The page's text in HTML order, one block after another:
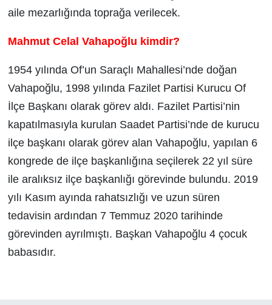
aile mezarlığında toprağa verilecek.
Mahmut Celal Vahapoğlu kimdir?
1954 yılında Of’un Saraçlı Mahallesi’nde doğan
Vahapoğlu, 1998 yılında Fazilet Partisi Kurucu Of
İlçe Başkanı olarak görev aldı. Fazilet Partisi’nin
kapatılmasıyla kurulan Saadet Partisi’nde de kurucu
ilçe başkanı olarak görev alan Vahapoğlu, yapılan 6
kongrede de ilçe başkanlığına seçilerek 22 yıl süre
ile aralıksız ilçe başkanlığı görevinde bulundu. 2019
yılı Kasım ayında rahatsızlığı ve uzun süren
tedavisin ardından 7 Temmuz 2020 tarihinde
görevinden ayrılmıştı. Başkan Vahapoğlu 4 çocuk
babasıdır.